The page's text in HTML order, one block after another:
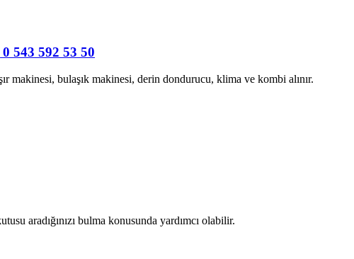
543 592 53 50
makinesi, bulaşık makinesi, derin dondurucu, klima ve kombi alınır.
aradığınızı bulma konusunda yardımcı olabilir.